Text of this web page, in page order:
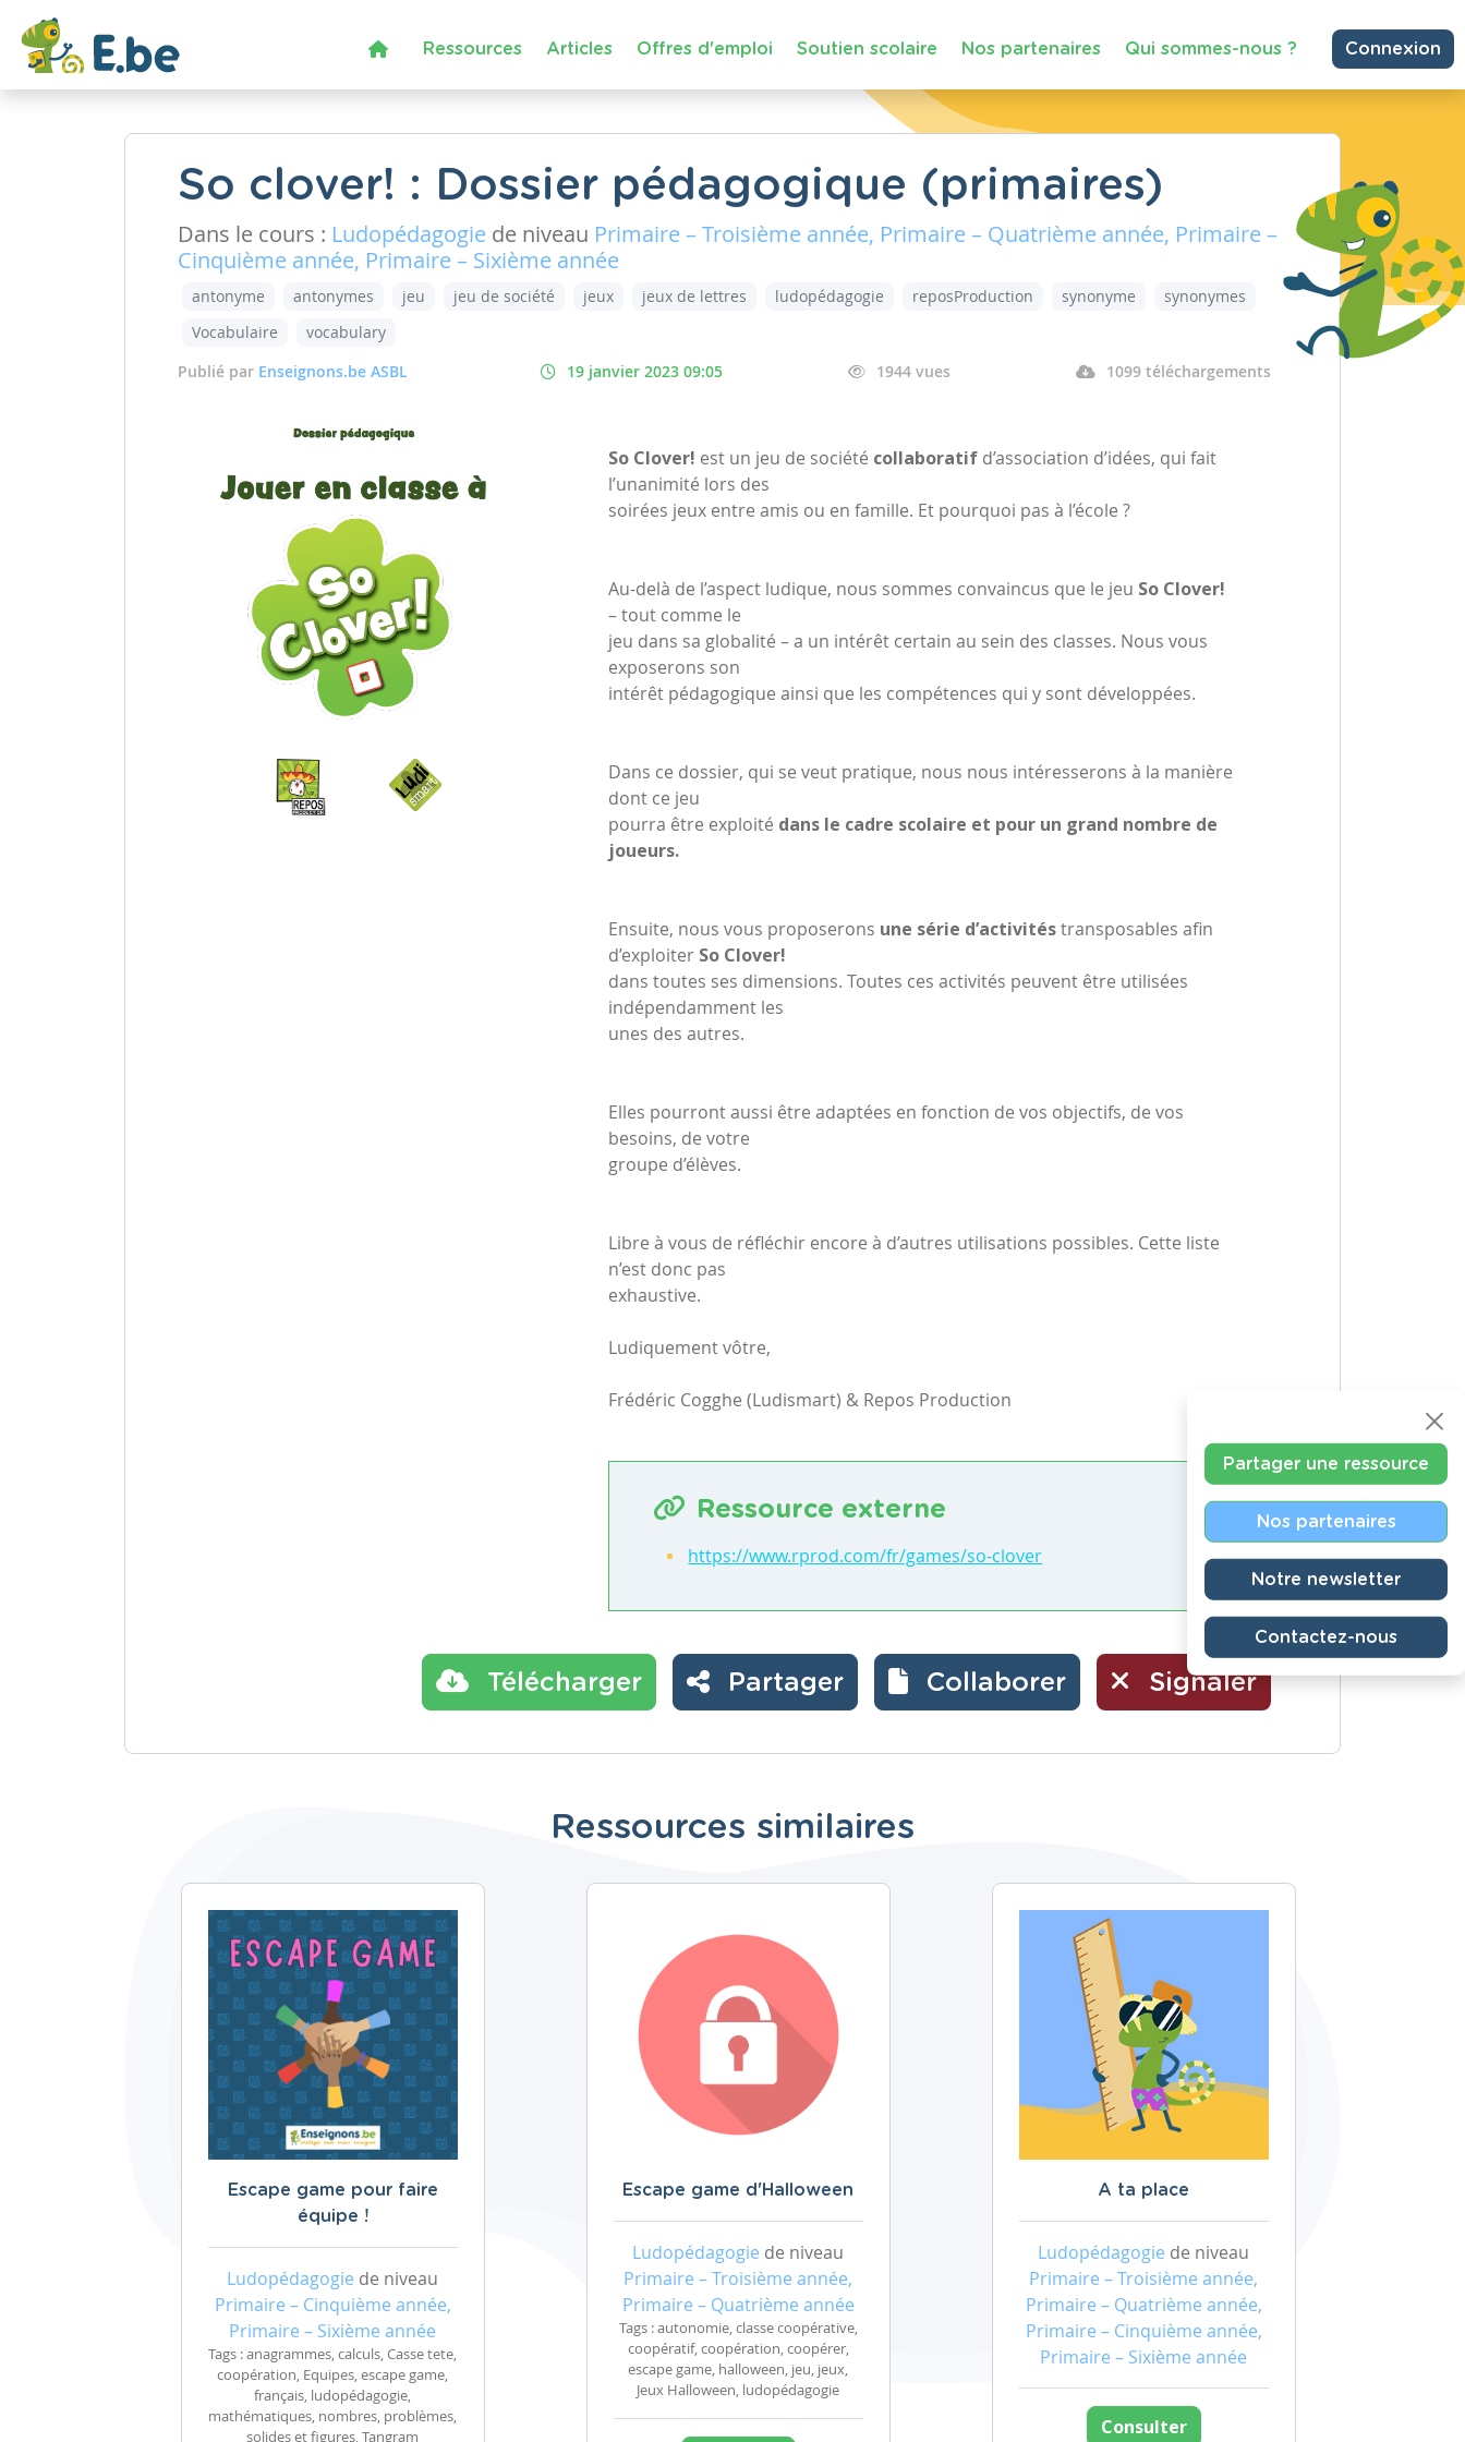
Ressources Articles Offres d'emploi Soutien scolaire Nos partenaires Qui sommes-nous ? Connexion
So clover! : Dossier pédagogique (primaires)
Dans le cours : Ludopédagogie de niveau Primaire – Troisième année, Primaire – Quatrième année, Primaire –
Cinquième année, Primaire – Sixième année
antonyme antonymes jeu jeu de société jeux jeux de lettres ludopédagogie reposProduction synonyme
synonymes
Vocabulaire
vocabulary
Publié par Enseignons.be ASBL 19 janvier 2023 09:05 1944 vues 1099 téléchargements
So Clover! est un jeu de société collaboratif d’association d’idées, qui fait
l’unanimité lors des
soirées jeux entre amis ou en famille. Et pourquoi pas à l’école ?
Au-delà de l’aspect ludique, nous sommes convaincus que le jeu So Clover!
– tout comme le
jeu dans sa globalité – a un intérêt certain au sein des classes. Nous vous
exposerons son
intérêt pédagogique ainsi que les compétences qui y sont développées.
Dans ce dossier, qui se veut pratique, nous nous intéresserons à la manière
dont ce jeu
pourra être exploité dans le cadre scolaire et pour un grand nombre de
joueurs.
Ensuite, nous vous proposerons une série d’activitéstransposables afin
d’exploiter So Clover!
dans toutes ses dimensions. Toutes ces activités peuvent être utilisées
indépendamment les
unes des autres.
Elles pourront aussi être adaptées en fonction de vos objectifs, de vos
besoins, de votre
groupe d’élèves.
Libre à vous de réfléchir encore à d’autres utilisations possibles. Cette liste
n’est donc pas
exhaustive.
Ludiquement vôtre,
Frédéric Cogghe (Ludismart) & Repos Production
Ressource externe
https://www.rprod.com/fr/games/so-clover
Télécharger Partager Collaborer Signaler
Ressources similaires
Escape game pour faire
équipe !
Ludopédagogie de niveau
Primaire – Cinquième année,
Primaire – Sixième année
Tags : anagrammes, calculs, Casse tete,
coopération, Equipes, escape game,
français, ludopédagogie,
mathématiques, nombres, problèmes,
solides et figures, Tangram
Escape game d'Halloween
Ludopédagogie de niveau
Primaire – Troisième année,
Primaire – Quatrième année
Tags : autonomie, classe coopérative,
coopératif, coopération, coopérer,
escape game, halloween, jeu, jeux,
Jeux Halloween, ludopédagogie
A ta place
Ludopédagogie de niveau
Primaire – Troisième année,
Primaire – Quatrième année,
Primaire – Cinquième année,
Primaire – Sixième année
Consulter
Partager une ressource
Nos partenaires
Notre newsletter
Contactez-nous